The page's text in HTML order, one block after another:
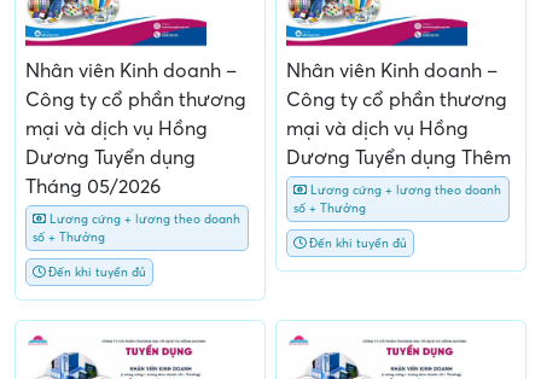
Nhân viên Kinh doanh –
Công ty cổ phần thương
mại và dịch vụ Hồng
Dương Tuyển dụng
Tháng 05/2026
Lương cứng + lương theo doanh
số + Thưởng
Đến khi tuyển đủ
Nhân viên Kinh doanh –
Công ty cổ phần thương
mại và dịch vụ Hồng
Dương Tuyển dụng Thêm
Lương cứng + lương theo doanh
số + Thưởng
Đến khi tuyển đủ